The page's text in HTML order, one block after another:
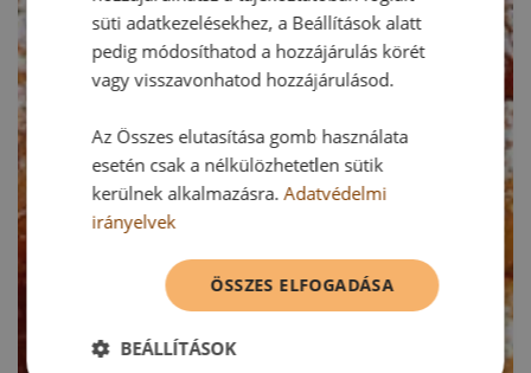
süti adatkezelésekhez, a Beállítások alatt
pedig módosíthatod a hozzájárulás körét
vagy visszavonhatod hozzájárulásod.
Az Összes elutasítása gomb használata
esetén csak a nélkülözhetetlen sütik
kerülnek alkalmazásra.Adatvédelmi
irányelvek
ÖSSZES ELFOGADÁSA
BEÁLLÍTÁSOK